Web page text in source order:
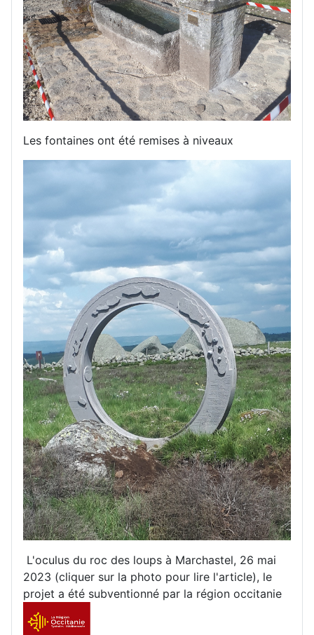
Les fontaines ont été remises à niveaux
L'oculus du roc des loups à Marchastel, 26 mai
2023 (cliquer sur la photo pour lire l'article), le
projet a été subventionné par la région occitanie